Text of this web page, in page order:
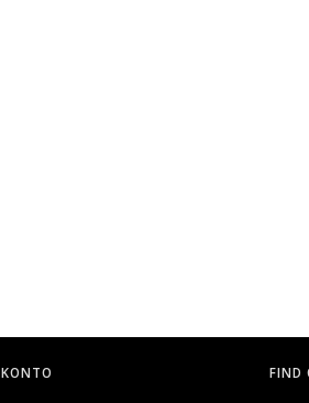
KONTO FIND